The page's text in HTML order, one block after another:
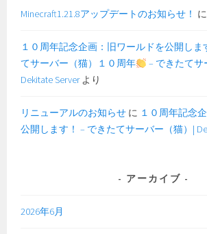
Minecraft1.21.8アップデートのお知らせ！ に
１０周年記念企画：旧ワールドを公開しま
てサーバー（猫）１０周年
– できたてサ
Dekitate Serverより
リニューアルのお知らせ に １０周年記念
公開します！ – できたてサーバー（猫）|
アーカイブ
2026年6月